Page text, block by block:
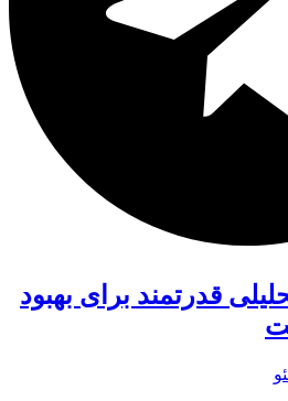
قدرتمند برای بهبود